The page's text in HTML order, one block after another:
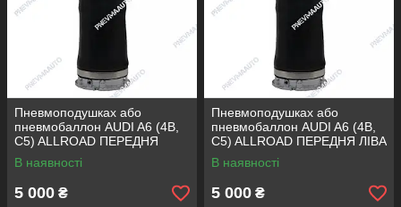
Пневмоподушках або
пневмобаллон AUDI A6 (4B,
C5) ALLROAD ПЕРЕДНЯ
ПРАВА
В наявності
5 000 ₴
Пневмоподушках або
пневмобаллон AUDI A6 (4B,
C5) ALLROAD ПЕРЕДНЯ ЛІВА
В наявності
5 000 ₴